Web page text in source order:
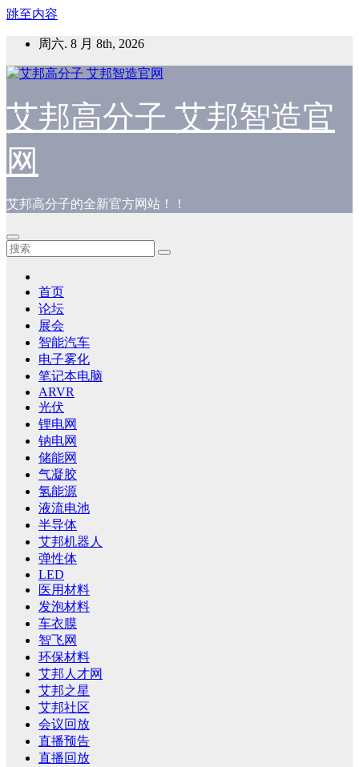
跳至内容
周六. 8 月 8th, 2026
艾邦高分子 艾邦智造官
网
艾邦高分子的全新官方网站！！
首页
论坛
展会
智能汽车
电子雾化
笔记本电脑
ARVR
光伏
锂电网
钠电网
储能网
气凝胶
氢能源
液流电池
半导体
艾邦机器人
弹性体
LED
医用材料
发泡材料
车衣膜
智飞网
环保材料
艾邦人才网
艾邦之星
艾邦社区
会议回放
直播预告
直播回放